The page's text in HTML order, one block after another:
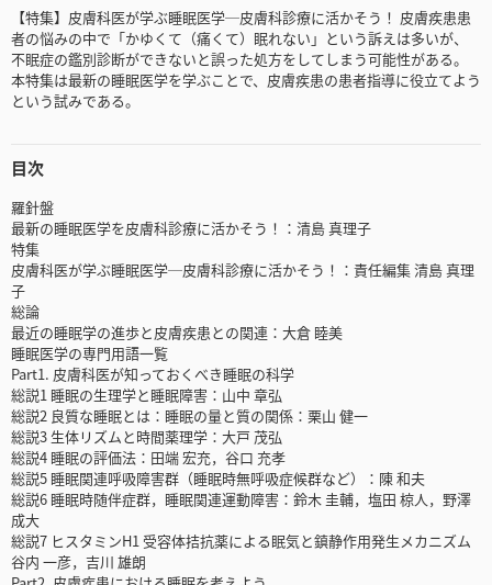
【特集】皮膚科医が学ぶ睡眠医学─皮膚科診療に活かそう！ 皮膚疾患患
者の悩みの中で「かゆくて（痛くて）眠れない」という訴えは多いが、
不眠症の鑑別診断ができないと誤った処方をしてしまう可能性がある。
本特集は最新の睡眠医学を学ぶことで、皮膚疾患の患者指導に役立てよう
という試みである。
目次
羅針盤
最新の睡眠医学を皮膚科診療に活かそう！：清島 真理子
特集
皮膚科医が学ぶ睡眠医学─皮膚科診療に活かそう！：責任編集 清島 真理
子
総論
最近の睡眠学の進歩と皮膚疾患との関連：大倉 睦美
睡眠医学の専門用語一覧
Part1. 皮膚科医が知っておくべき睡眠の科学
総説1 睡眠の生理学と睡眠障害：山中 章弘
総説2 良質な睡眠とは：睡眠の量と質の関係：栗山 健一
総説3 生体リズムと時間薬理学：大戸 茂弘
総説4 睡眠の評価法：田端 宏充，谷口 充孝
総説5 睡眠関連呼吸障害群（睡眠時無呼吸症候群など）：陳 和夫
総説6 睡眠時随伴症群，睡眠関連運動障害：鈴木 圭輔，塩田 椋人，野澤
成大
総説7 ヒスタミンH1 受容体拮抗薬による眠気と鎮静作用発生メカニズム
谷内 一彦，吉川 雄朗